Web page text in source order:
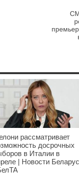
рассматривает
досрочных
в Италии в
| Новости